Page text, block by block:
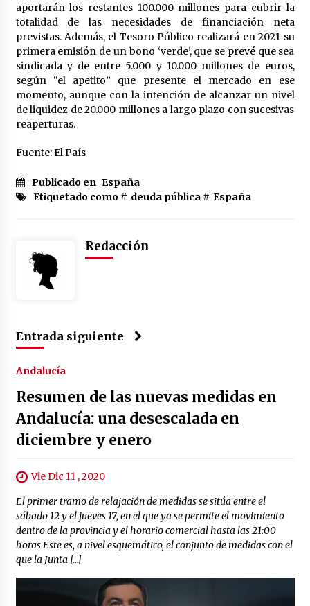
aportarán los restantes 100.000 millones para cubrir la
totalidad de las necesidades de financiación neta
previstas. Además, el Tesoro Público realizará en 2021 su
primera emisión de un bono ‘verde’, que se prevé que sea
sindicada y de entre 5.000 y 10.000 millones de euros,
según “el apetito” que presente el mercado en ese
momento, aunque con la intención de alcanzar un nivel
de liquidez de 20.000 millones a largo plazo con sucesivas
reaperturas.
Fuente: El País
Publicado en España
Etiquetado como # deuda pública# España
Redacción
Entrada siguiente
Andalucía
Resumen de las nuevas medidas en
Andalucía: una desescalada en
diciembre y enero
Vie Dic 11 , 2020
El primer tramo de relajación de medidas se sitúa entre el
sábado 12 y el jueves 17, en el que ya se permite el movimiento
dentro de la provincia y el horario comercial hasta las 21:00
horas Este es, a nivel esquemático, el conjunto de medidas con el
que la Junta […]